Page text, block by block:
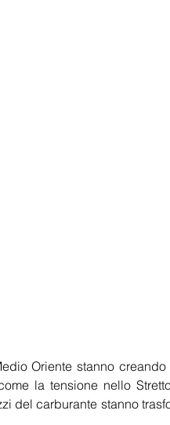
Oriente stanno
la tensione nello
del carburante stanno